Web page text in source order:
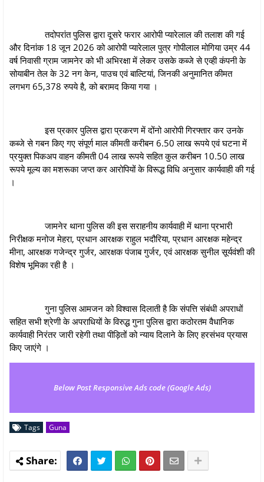
तदोपरांत पुलिस द्वारा दूसरे फरार आरोपी प्यारेलाल की तलाश की गई
और दिनांक 18 जून 2026 को आरोपी प्यारेलाल पुत्र गोपीलाल मोगिया उम्र 44
वर्ष निवासी ग्राम जामनेर को भी अभिरक्षा में लेकर उसके कब्जे से एव्ही कंपनी के
सोयाबीन तेल के 32 नग केन, पाउच एवं बाल्टियां, जिनकी अनुमानित कीमत
लगभग 65,378 रुपये है, को बरामद किया गया ।
इस प्रकार पुलिस द्वारा प्रकरण में दोंनो आरोपी गिरफ्तार कर उनके
कब्जे से गबन किए गए संपूर्ण माल कीमती करीबन 6.50 लाख रूपये एवं घटना में
प्रयुक्त पिकअप वाहन कीमती 04 लाख रूपये सहित कुल करीबन 10.50 लाख
रूपये मूल्य का मशरूका जप्त कर आरोपियों के विरूद्ध विधि अनुसार कार्यवाही की गई
।
जामनेर थाना पुलिस की इस सराहनीय कार्यवाही में थाना प्रभारी
निरीक्षक मनोज मेहरा, प्रधान आरक्षक राहुल भदौरिया, प्रधान आरक्षक महेन्द्र
मीना, आरक्षक गजेन्द्र गुर्जर, आरक्षक पंजाब गुर्जर, एवं आरक्षक सुनील सूर्यवंशी की
विशेष भूमिका रही है ।
गुना पुलिस आमजन को विश्वास दिलाती है कि संपत्ति संबंधी अपराधों
सहित सभी श्रेणी के अपराधियों के विरुद्ध गुना पुलिस द्वारा कठोरतम वैधानिक
कार्यवाही निरंतर जारी रहेगी तथा पीड़ितों को न्याय दिलाने के लिए हरसंभव प्रयास
किए जाएंगे ।
Below Post Responsive Ads code (Google Ads)
Tags Guna